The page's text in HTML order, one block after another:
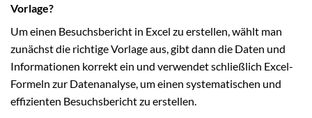
Vorlage?
Um einen Besuchsbericht in Excel zu erstellen, wählt man
zunächst die richtige Vorlage aus, gibt dann die Daten und
Informationen korrekt ein und verwendet schließlich Excel-
Formeln zur Datenanalyse, um einen systematischen und
effizienten Besuchsbericht zu erstellen.